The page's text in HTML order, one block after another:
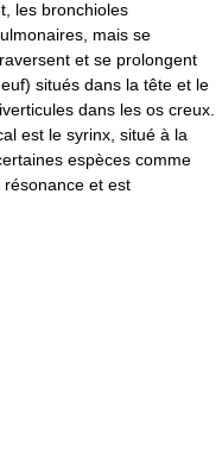
les bronchioles
mais se
et se prolongent
situés dans la tête et le
dans les os creux.
est le syrinx, situé à la
espèces comme
et est